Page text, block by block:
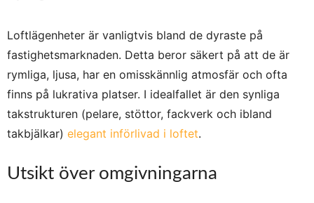
Loftlägenheter är vanligtvis bland de dyraste på
fastighetsmarknaden. Detta beror säkert på att de är
rymliga, ljusa, har en omisskännlig atmosfär och ofta
finns på lukrativa platser. I idealfallet är den synliga
takstrukturen (pelare, stöttor, fackverk och ibland
takbjälkar) elegant införlivad i loftet.
Utsikt över omgivningarna